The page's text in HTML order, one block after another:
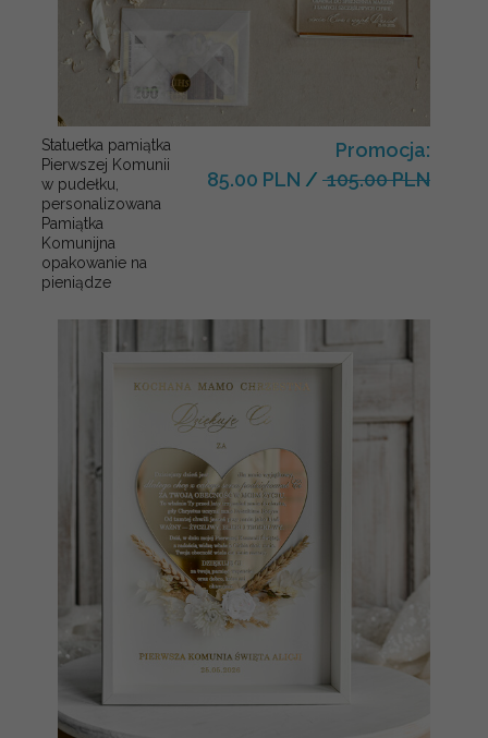
Statuetka pamiątka
Pierwszej Komunii
w pudełku,
personalizowana
Pamiątka
Komunijna
opakowanie na
pieniądze
Promocja:
85.00 PLN / 105.00 PLN